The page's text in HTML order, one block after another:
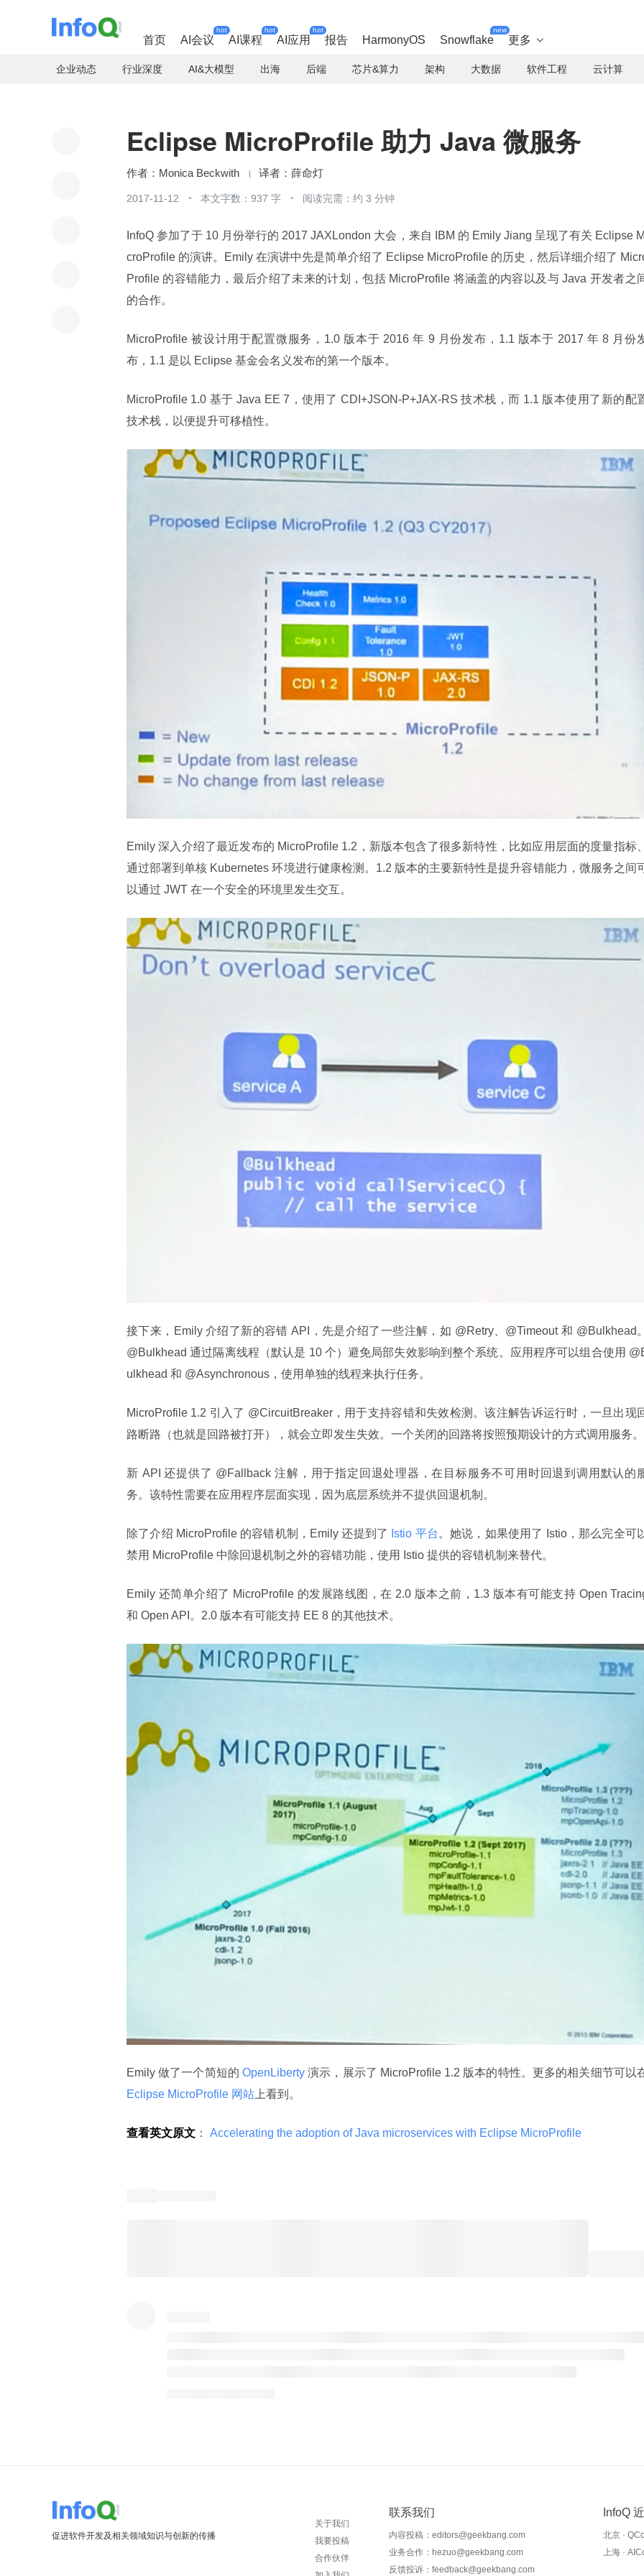
首页 AI会议
hot
AI课程
hot
AI应用
hot
报告 HarmonyOS Snowflake
new
更多 
企业动态 行业深度 AI&大模型 出海 后端 芯片&算力 架构 大数据 软件工程 云计算
Eclipse MicroProfile 助力 Java 微服务
Monica Beckwith 薛命灯
2017-11-12 本文字数：937 字 阅读完需：约 3 分钟
InfoQ 参加了于 10 月份举行的 2017 JAXLondon 大会，来自 IBM 的 Emily Jiang 呈现了有关 Eclipse
croProfile 的演讲。Emily 在演讲中先是简单介绍了 Eclipse MicroProfile 的历史，然后详细介绍了
Profile 的容错能力，最后介绍了未来的计划，包括 MicroProfile 将涵盖的内容以及与 Java 开发者之
的合作。
MicroProfile 被设计用于配置微服务，1.0 版本于 2016 年 9 月份发布，1.1 版本于 2017 年 8 月份
布，1.1 是以 Eclipse 基金会名义发布的第一个版本。
MicroProfile 1.0 基于 Java EE 7，使用了 CDI+JSON-P+JAX-RS 技术栈，而 1.1 版本使用了新的配
技术栈，以便提升可移植性。
Emily 深入介绍了最近发布的 MicroProfile 1.2，新版本包含了很多新特性，比如应用层面的度量指标
通过部署到单核 Kubernetes 环境进行健康检测。1.2 版本的主要新特性是提升容错能力，微服务之间
以通过 JWT 在一个安全的环境里发生交互。
接下来，Emily 介绍了新的容错 API，先是介绍了一些注解，如 @Retry、@Timeout 和 @Bulkhead
@Bulkhead 通过隔离线程（默认是 10 个）避免局部失效影响到整个系统。应用程序可以组合使用
ulkhead 和 @Asynchronous，使用单独的线程来执行任务。
MicroProfile 1.2 引入了 @CircuitBreaker，用于支持容错和失效检测。该注解告诉运行时，一旦出现
路断路（也就是回路被打开），就会立即发生失效。一个关闭的回路将按照预期设计的方式调用服务。
新 API 还提供了 @Fallback 注解，用于指定回退处理器，在目标服务不可用时回退到调用默认的
务。该特性需要在应用程序层面实现，因为底层系统并不提供回退机制。
除了介绍 MicroProfile 的容错机制，Emily 还提到了 Istio 平台 。她说，如果使用了 Istio，那么完全可
禁用 MicroProfile 中除回退机制之外的容错功能，使用 Istio 提供的容错机制来替代。
Emily 还简单介绍了 MicroProfile 的发展路线图，在 2.0 版本之前，1.3 版本有可能支持 Open
和 Open API。2.0 版本有可能支持 EE 8 的其他技术。
Emily 做了一个简短的 OpenLiberty 演示，展示了 MicroProfile 1.2 版本的特性。更多的相关细节可以
Eclipse MicroProfile 网站 上看到。
查看英文原文 ： Accelerating the adoption of Java microservices with Eclipse MicroProfile
促进软件开发及相关领域知识与创新的传播
关于我们
我要投稿
合作伙伴
联系我们
内容投稿：editors@geekbang.com
业务合作：hezuo@geekbang.com
反馈投诉：feedback@geekbang.com
InfoQ
北京 ·
上海 ·